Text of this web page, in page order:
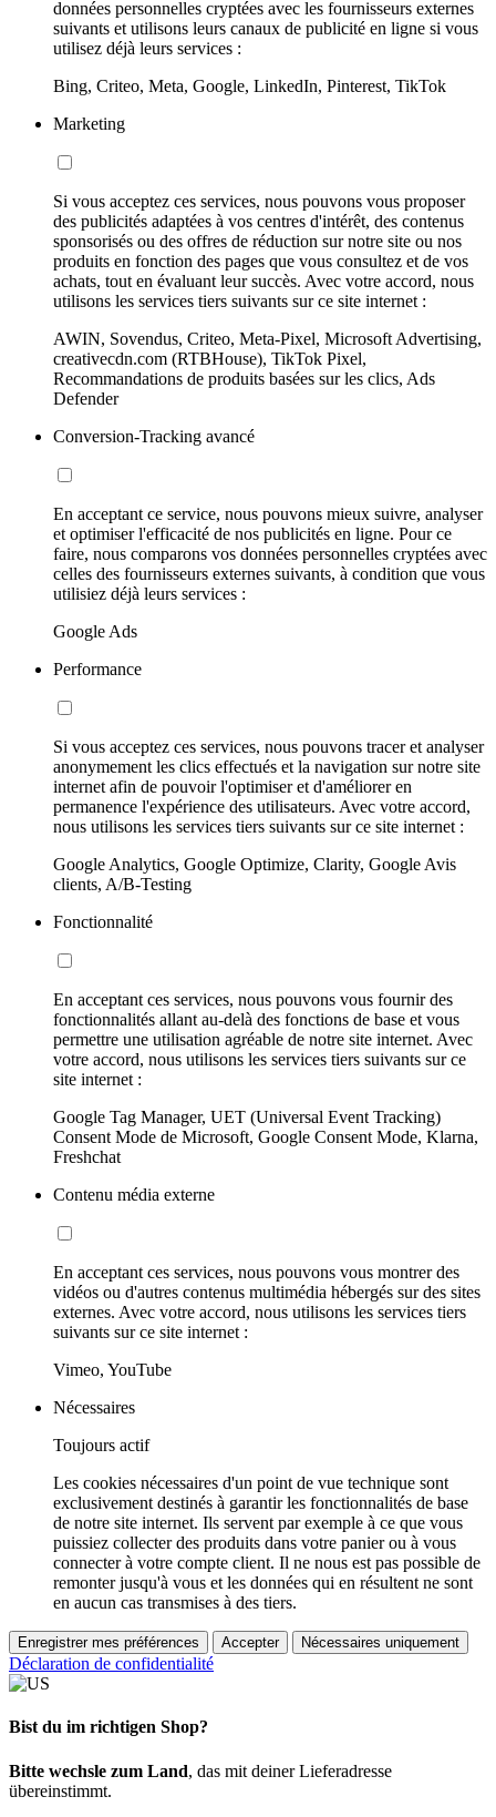
données personnelles cryptées avec les fournisseurs externes
suivants et utilisons leurs canaux de publicité en ligne si vous
utilisez déjà leurs services :
Bing, Criteo, Meta, Google, LinkedIn, Pinterest, TikTok
Marketing
Si vous acceptez ces services, nous pouvons vous proposer
des publicités adaptées à vos centres d'intérêt, des contenus
sponsorisés ou des offres de réduction sur notre site ou nos
produits en fonction des pages que vous consultez et de vos
achats, tout en évaluant leur succès. Avec votre accord, nous
utilisons les services tiers suivants sur ce site internet :
AWIN, Sovendus, Criteo, Meta-Pixel, Microsoft Advertising,
creativecdn.com (RTBHouse), TikTok Pixel,
Recommandations de produits basées sur les clics, Ads
Defender
Conversion-Tracking avancé
En acceptant ce service, nous pouvons mieux suivre, analyser
et optimiser l'efficacité de nos publicités en ligne. Pour ce
faire, nous comparons vos données personnelles cryptées avec
celles des fournisseurs externes suivants, à condition que vous
utilisiez déjà leurs services :
Google Ads
Performance
Si vous acceptez ces services, nous pouvons tracer et analyser
anonymement les clics effectués et la navigation sur notre site
internet afin de pouvoir l'optimiser et d'améliorer en
permanence l'expérience des utilisateurs. Avec votre accord,
nous utilisons les services tiers suivants sur ce site internet :
Google Analytics, Google Optimize, Clarity, Google Avis
clients, A/B-Testing
Fonctionnalité
En acceptant ces services, nous pouvons vous fournir des
fonctionnalités allant au-delà des fonctions de base et vous
permettre une utilisation agréable de notre site internet. Avec
votre accord, nous utilisons les services tiers suivants sur ce
site internet :
Google Tag Manager, UET (Universal Event Tracking)
Consent Mode de Microsoft, Google Consent Mode, Klarna,
Freshchat
Contenu média externe
En acceptant ces services, nous pouvons vous montrer des
vidéos ou d'autres contenus multimédia hébergés sur des sites
externes. Avec votre accord, nous utilisons les services tiers
suivants sur ce site internet :
Vimeo, YouTube
Nécessaires
Toujours actif
Les cookies nécessaires d'un point de vue technique sont
exclusivement destinés à garantir les fonctionnalités de base
de notre site internet. Ils servent par exemple à ce que vous
puissiez collecter des produits dans votre panier ou à vous
connecter à votre compte client. Il ne nous est pas possible de
remonter jusqu'à vous et les données qui en résultent ne sont
en aucun cas transmises à des tiers.
Enregistrer mes préférences Accepter Nécessaires uniquement
Déclaration de confidentialité
Bist du im richtigen Shop?
Bitte wechsle zum Land, das mit deiner Lieferadresse
übereinstimmt.